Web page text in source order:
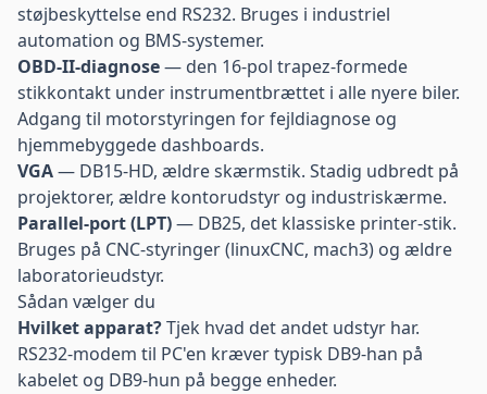
støjbeskyttelse end RS232. Bruges i industriel
automation og BMS-systemer.
OBD-II-diagnose— den 16-pol trapez-formede
stikkontakt under instrumentbrættet i alle nyere biler.
Adgang til motorstyringen for fejldiagnose og
hjemmebyggede dashboards.
VGA— DB15-HD, ældre skærmstik. Stadig udbredt på
projektorer, ældre kontorudstyr og industriskærme.
Parallel-port (LPT)— DB25, det klassiske printer-stik.
Bruges på CNC-styringer (linuxCNC, mach3) og ældre
laboratorieudstyr.
Sådan vælger du
Hvilket apparat?Tjek hvad det andet udstyr har.
RS232-modem til PC'en kræver typisk DB9-han på
kabelet og DB9-hun på begge enheder.